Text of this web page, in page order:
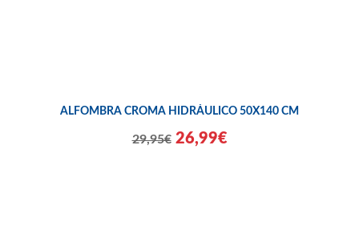
ALFOMBRA CROMA HIDRÁULICO 50X140 CM
29,95€ 26,99€